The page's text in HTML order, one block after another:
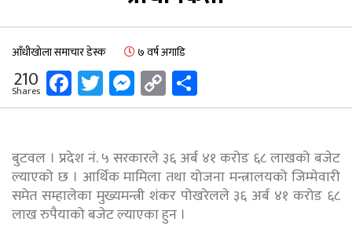
आँधीखोला समाचार डेस्क ७ वर्ष अगाडि
210
Shares Facebook
Twitter
Messenger
Copy
Link
बुटवल । प्रदेश नं. ५ सरकारले ३६ अर्ब ४१ करोड ६८ लाखको बजेट
ल्याएको छ । आर्थिक मामिला तथा योजना मन्त्रालयको जिम्मेवारी
समेत सम्हालेका मुख्यमन्त्री शंकर पोखरेलले ३६ अर्ब ४१ करोड ६८
लाख रुपैयाको बजेट ल्याएका हुन ।